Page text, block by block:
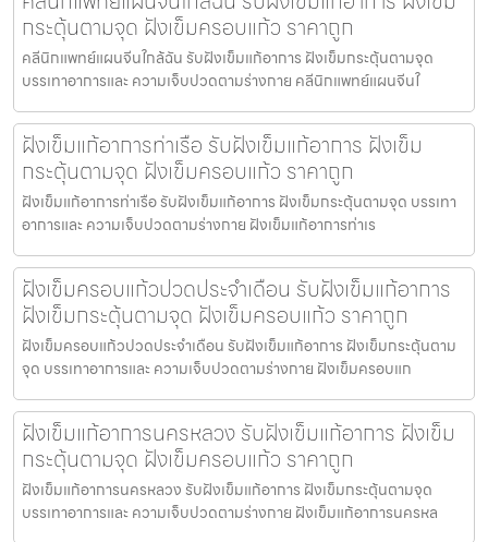
กระตุ้นตามจุด ฝังเข็มครอบแก้ว ราคาถูก
คลีนิกแพทย์แผนจีนใกล้ฉัน รับฝังเข็มแก้อาการ ฝังเข็มกระตุ้นตามจุด
บรรเทาอาการและ ความเจ็บปวดตามร่างกาย คลีนิกแพทย์แผนจีนใ
ฝังเข็มแก้อาการท่าเรือ รับฝังเข็มแก้อาการ ฝังเข็ม
กระตุ้นตามจุด ฝังเข็มครอบแก้ว ราคาถูก
ฝังเข็มแก้อาการท่าเรือ รับฝังเข็มแก้อาการ ฝังเข็มกระตุ้นตามจุด บรรเทา
อาการและ ความเจ็บปวดตามร่างกาย ฝังเข็มแก้อาการท่าเร
ฝังเข็มครอบแก้วปวดประจําเดือน รับฝังเข็มแก้อาการ
ฝังเข็มกระตุ้นตามจุด ฝังเข็มครอบแก้ว ราคาถูก
ฝังเข็มครอบแก้วปวดประจําเดือน รับฝังเข็มแก้อาการ ฝังเข็มกระตุ้นตาม
จุด บรรเทาอาการและ ความเจ็บปวดตามร่างกาย ฝังเข็มครอบแก
ฝังเข็มแก้อาการนครหลวง รับฝังเข็มแก้อาการ ฝังเข็ม
กระตุ้นตามจุด ฝังเข็มครอบแก้ว ราคาถูก
ฝังเข็มแก้อาการนครหลวง รับฝังเข็มแก้อาการ ฝังเข็มกระตุ้นตามจุด
บรรเทาอาการและ ความเจ็บปวดตามร่างกาย ฝังเข็มแก้อาการนครหล